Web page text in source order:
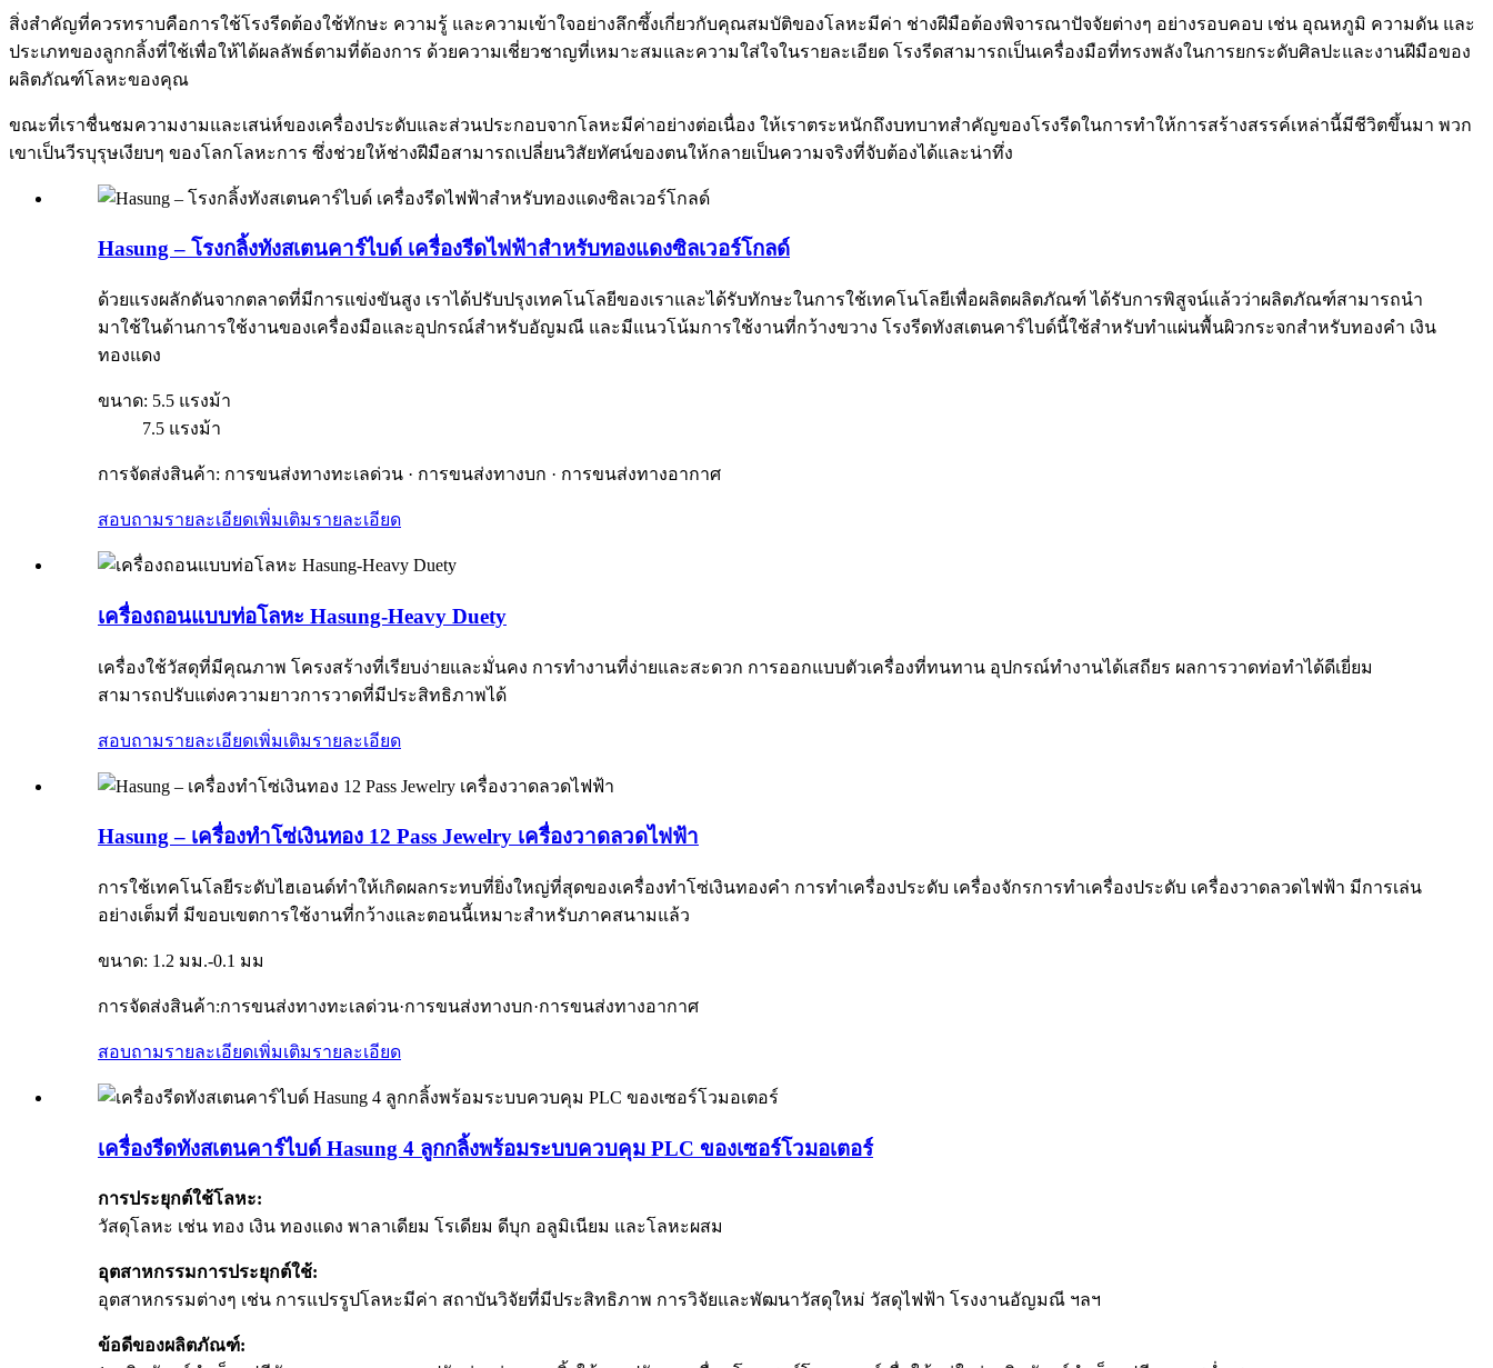
สิ่งสำคัญที่ควรทราบคือการใช้โรงรีดต้องใช้ทักษะ ความรู้ และความเข้าใจอย่างลึกซึ้งเกี่ยวกับคุณสมบัติของโลหะมีค่า ช่างฝีมือต้องพิจารณาปัจจัยต่างๆ อย่างรอบคอบ เช่น อุณหภูมิ ความดัน และ
ประเภทของลูกกลิ้งที่ใช้เพื่อให้ได้ผลลัพธ์ตามที่ต้องการ ด้วยความเชี่ยวชาญที่เหมาะสมและความใส่ใจในรายละเอียด โรงรีดสามารถเป็นเครื่องมือที่ทรงพลังในการยกระดับศิลปะและงานฝีมือของ
ผลิตภัณฑ์โลหะของคุณ
ขณะที่เราชื่นชมความงามและเสน่ห์ของเครื่องประดับและส่วนประกอบจากโลหะมีค่าอย่างต่อเนื่อง ให้เราตระหนักถึงบทบาทสำคัญของโรงรีดในการทำให้การสร้างสรรค์เหล่านี้มีชีวิตขึ้นมา พวก
เขาเป็นวีรบุรุษเงียบๆ ของโลกโลหะการ ซึ่งช่วยให้ช่างฝีมือสามารถเปลี่ยนวิสัยทัศน์ของตนให้กลายเป็นความจริงที่จับต้องได้และน่าทึ่ง
Hasung – โรงกลิ้งทังสเตนคาร์ไบด์ เครื่องรีดไฟฟ้าสำหรับทองแดงซิลเวอร์โกลด์
ด้วยแรงผลักดันจากตลาดที่มีการแข่งขันสูง เราได้ปรับปรุงเทคโนโลยีของเราและได้รับทักษะในการใช้เทคโนโลยีเพื่อผลิตผลิตภัณฑ์ ได้รับการพิสูจน์แล้วว่าผลิตภัณฑ์สามารถนำ
มาใช้ในด้านการใช้งานของเครื่องมือและอุปกรณ์สำหรับอัญมณี และมีแนวโน้มการใช้งานที่กว้างขวาง โรงรีดทังสเตนคาร์ไบด์นี้ใช้สำหรับทำแผ่นพื้นผิวกระจกสำหรับทองคำ เงิน
ทองแดง
ขนาด: 5.5 แรงม้า
7.5 แรงม้า
การจัดส่งสินค้า: การขนส่งทางทะเลด่วน · การขนส่งทางบก · การขนส่งทางอากาศ
สอบถามรายละเอียดเพิ่มเติมรายละเอียด
เครื่องถอนแบบท่อโลหะ Hasung-Heavy Duety
เครื่องใช้วัสดุที่มีคุณภาพ โครงสร้างที่เรียบง่ายและมั่นคง การทำงานที่ง่ายและสะดวก การออกแบบตัวเครื่องที่ทนทาน อุปกรณ์ทำงานได้เสถียร ผลการวาดท่อทำได้ดีเยี่ยม
สามารถปรับแต่งความยาวการวาดที่มีประสิทธิภาพได้
สอบถามรายละเอียดเพิ่มเติมรายละเอียด
Hasung – เครื่องทำโซ่เงินทอง 12 Pass Jewelry เครื่องวาดลวดไฟฟ้า
การใช้เทคโนโลยีระดับไฮเอนด์ทำให้เกิดผลกระทบที่ยิ่งใหญ่ที่สุดของเครื่องทำโซ่เงินทองคำ การทำเครื่องประดับ เครื่องจักรการทำเครื่องประดับ เครื่องวาดลวดไฟฟ้า มีการเล่น
อย่างเต็มที่ มีขอบเขตการใช้งานที่กว้างและตอนนี้เหมาะสำหรับภาคสนามแล้ว
ขนาด: 1.2 มม.-0.1 มม
การจัดส่งสินค้า:การขนส่งทางทะเลด่วน·การขนส่งทางบก·การขนส่งทางอากาศ
สอบถามรายละเอียดเพิ่มเติมรายละเอียด
เครื่องรีดทังสเตนคาร์ไบด์ Hasung 4 ลูกกลิ้งพร้อมระบบควบคุม PLC ของเซอร์โวมอเตอร์
การประยุกต์ใช้โลหะ:
วัสดุโลหะ เช่น ทอง เงิน ทองแดง พาลาเดียม โรเดียม ดีบุก อลูมิเนียม และโลหะผสม
อุตสาหกรรมการประยุกต์ใช้:
อุตสาหกรรมต่างๆ เช่น การแปรรูปโลหะมีค่า สถาบันวิจัยที่มีประสิทธิภาพ การวิจัยและพัฒนาวัสดุใหม่ วัสดุไฟฟ้า โรงงานอัญมณี ฯลฯ
ข้อดีของผลิตภัณฑ์: